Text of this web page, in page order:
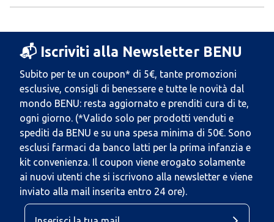
📬 Iscriviti alla Newsletter BENU
Subito per te un coupon* di 5€, tante promozioni
esclusive, consigli di benessere e tutte le novità dal
mondo BENU: resta aggiornato e prenditi cura di te,
ogni giorno. (*Valido solo per prodotti venduti e
spediti da BENU e su una spesa minima di 50€. Sono
esclusi farmaci da banco latti per la prima infanzia e
kit convenienza. Il coupon viene erogato solamente
ai nuovi utenti che si iscrivono alla newsletter e viene
inviato alla mail inserita entro 24 ore).